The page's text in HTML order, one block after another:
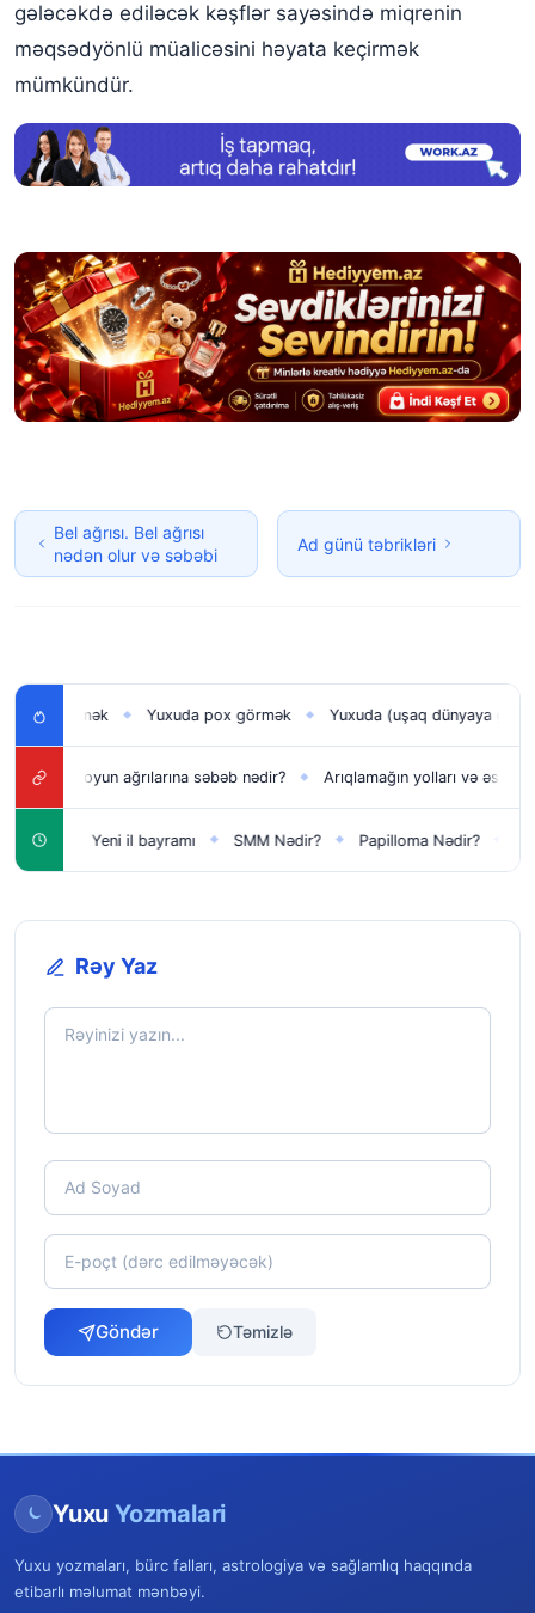
gələcəkdə ediləcək kəşflər sayəsində miqrenin
məqsədyönlü müalicəsini həyata keçirmək
mümkündür.
Bel ağrısı. Bel ağrısı
nədən olur və səbəbi
Ad günü təbrikləri
görmək ◆ Yuxuda pox görmək ◆ Yuxuda (uşaq dünyaya gətirmək)
Boyun ağrılarına səbəb nədir? ◆ Arıqlamağın yolları və əsl sirləri
◆ Yeni il bayramı ◆ SMM Nədir? ◆ Papilloma Nədir? ◆
Rəy Yaz
Göndər Təmizlə
Yuxu Yozmalari
Yuxu yozmaları, bürc falları, astrologiya və sağlamlıq haqqında
etibarlı məlumat mənbəyi.